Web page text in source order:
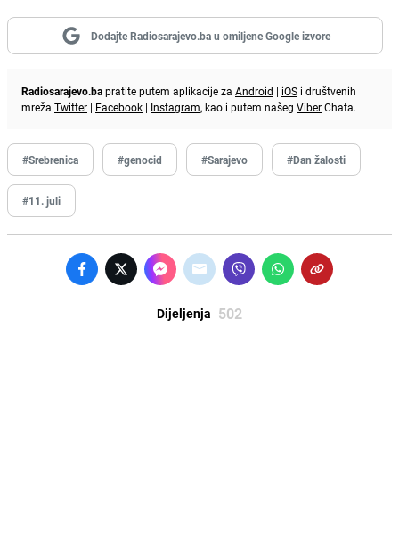
Dodajte Radiosarajevo.ba u omiljene Google izvore
Radiosarajevo.bapratite putem aplikacije za Android | iOS i društvenih
mreža Twitter | Facebook | Instagram, kao i putem našeg ViberChata.
#Srebrenica #genocid #Sarajevo #Dan žalosti
#11. juli
Dijeljenja 502